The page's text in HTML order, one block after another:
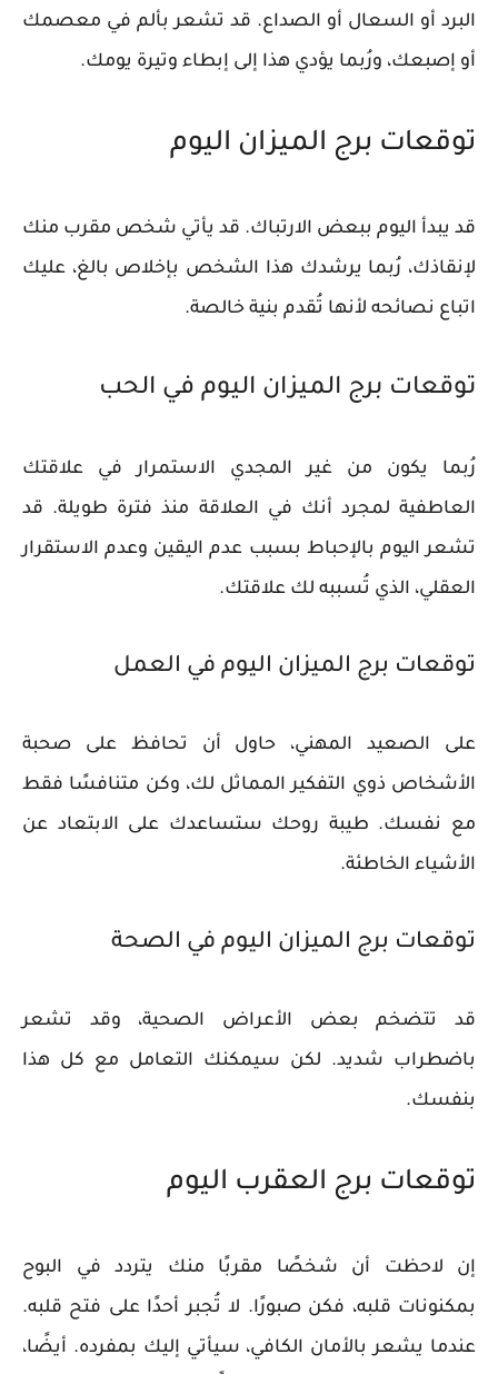
البرد أو السعال أو الصداع. قد تشعر بألم في معصمك
أو إصبعك، ورُبما يؤدي هذا إلى إبطاء وتيرة يومك.
توقعات برج الميزان اليوم
قد يبدأ اليوم ببعض الارتباك. قد يأتي شخص مقرب منك
لإنقاذك، رُبما يرشدك هذا الشخص بإخلاص بالغ، عليك
اتباع نصائحه لأنها تُقدم بنية خالصة.
توقعات برج الميزان اليوم في الحب
رُبما يكون من غير المجدي الاستمرار في علاقتك
العاطفية لمجرد أنك في العلاقة منذ فترة طويلة. قد
تشعر اليوم بالإحباط بسبب عدم اليقين وعدم الاستقرار
العقلي، الذي تُسببه لك علاقتك.
توقعات برج الميزان اليوم في العمل
على الصعيد المهني، حاول أن تحافظ على صحبة
الأشخاص ذوي التفكير المماثل لك، وكن متنافسًا فقط
مع نفسك. طيبة روحك ستساعدك على الابتعاد عن
الأشياء الخاطئة.
توقعات برج الميزان اليوم في الصحة
قد تتضخم بعض الأعراض الصحية، وقد تشعر
باضطراب شديد. لكن سيمكنك التعامل مع كل هذا
بنفسك.
توقعات برج العقرب اليوم
إن لاحظت أن شخصًا مقربًا منك يتردد في البوح
بمكنونات قلبه، فكن صبورًا. لا تُجبر أحدًا على فتح قلبه.
عندما يشعر بالأمان الكافي، سيأتي إليك بمفرده. أيضًا،